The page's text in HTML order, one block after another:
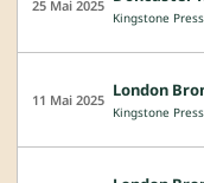
25 Mai 2025
11 Mai 2025